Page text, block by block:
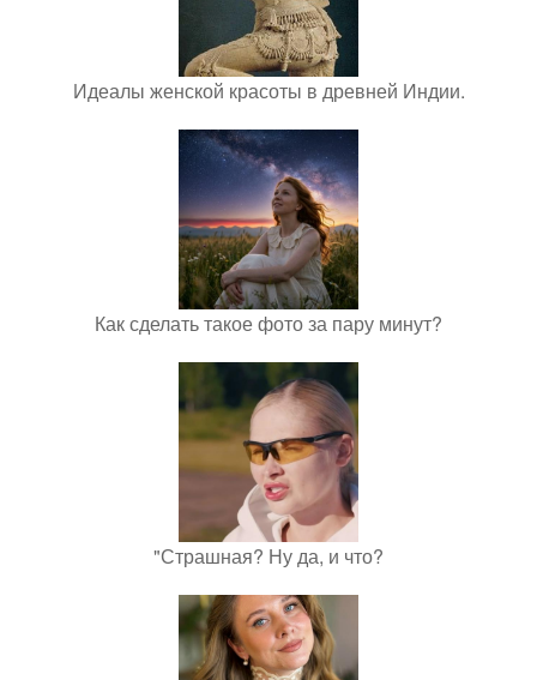
Идеалы женской красоты в древней Индии.
Как сделать такое фото за пару минут?
"Страшная? Ну да, и что?